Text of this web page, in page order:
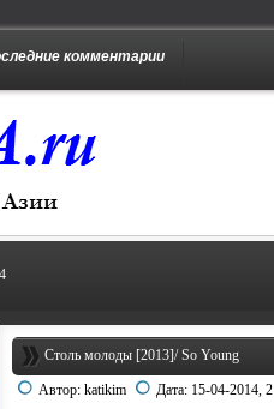
комментарии
Столь молоды [2013]/ So Young
Автор: katikim Дата: 15-04-2014,